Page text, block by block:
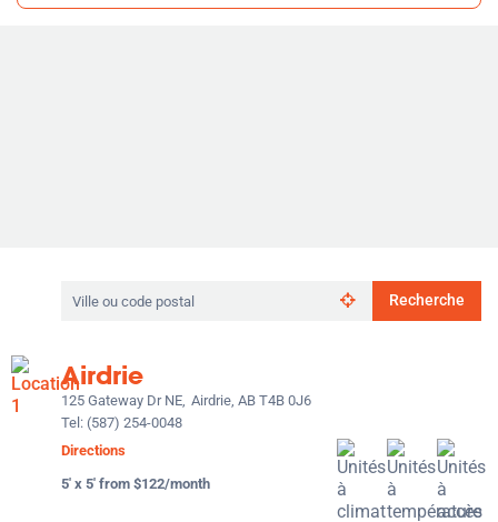
Rechercher
par
code
postal
Recherche
Airdrie
125 Gateway Dr NE, Airdrie, AB T4B 0J6
Tel: (587) 254-0048
Directions
5' x 5' from $122/month